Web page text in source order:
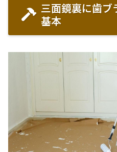
三面鏡裏に歯ブ
基本